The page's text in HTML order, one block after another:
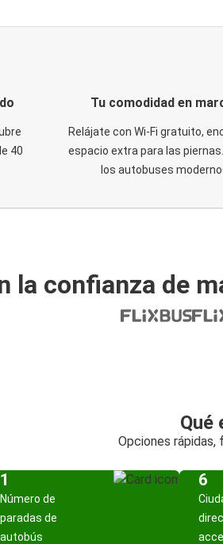
40
Tu comodidad en
Relájate con Wi-Fi gratuito,
espacio extra para las
los autobuses
la confianza de
Qué
Opciones
1
Número de
paradas de
autobús
6